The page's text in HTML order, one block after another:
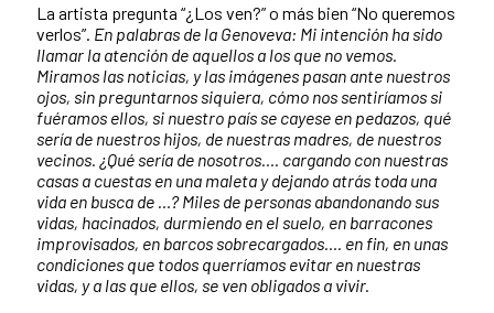
La artista pregunta “¿Los ven?” o más bien “No queremos
verlos”. En palabras de la Genoveva: Mi intención ha sido
llamar la atención de aquellos a los que no vemos.
Miramos las noticias, y las imágenes pasan ante nuestros
ojos, sin preguntarnos siquiera, cómo nos sentiríamos si
fuéramos ellos, si nuestro país se cayese en pedazos, qué
sería de nuestros hijos, de nuestras madres, de nuestros
vecinos. ¿Qué sería de nosotros…. cargando con nuestras
casas a cuestas en una maleta y dejando atrás toda una
vida en busca de …? Miles de personas abandonando sus
vidas, hacinados, durmiendo en el suelo, en barracones
improvisados, en barcos sobrecargados…. en fin, en unas
condiciones que todos querríamos evitar en nuestras
vidas, y a las que ellos, se ven obligados a vivir.